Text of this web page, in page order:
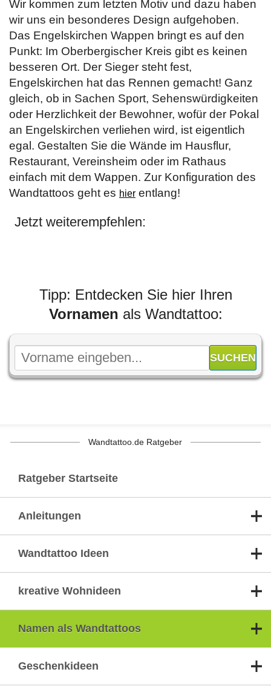
Wir kommen zum letzten Motiv und dazu haben
wir uns ein besonderes Design aufgehoben.
Das Engelskirchen Wappen bringt es auf den
Punkt: Im Oberbergischer Kreis gibt es keinen
besseren Ort. Der Sieger steht fest,
Engelskirchen hat das Rennen gemacht! Ganz
gleich, ob in Sachen Sport, Sehenswürdigkeiten
oder Herzlichkeit der Bewohner, wofür der Pokal
an Engelskirchen verliehen wird, ist eigentlich
egal. Gestalten Sie die Wände im Hausflur,
Restaurant, Vereinsheim oder im Rathaus
einfach mit dem Wappen. Zur Konfiguration des
Wandtattoos geht es hier entlang!
Jetzt weiterempfehlen:
Tipp: Entdecken Sie hier Ihren
Vornamen als Wandtattoo:
Wandtattoo.de Ratgeber
Ratgeber Startseite
Anleitungen
Wandtattoo Ideen
kreative Wohnideen
Namen als Wandtattoos
Geschenkideen